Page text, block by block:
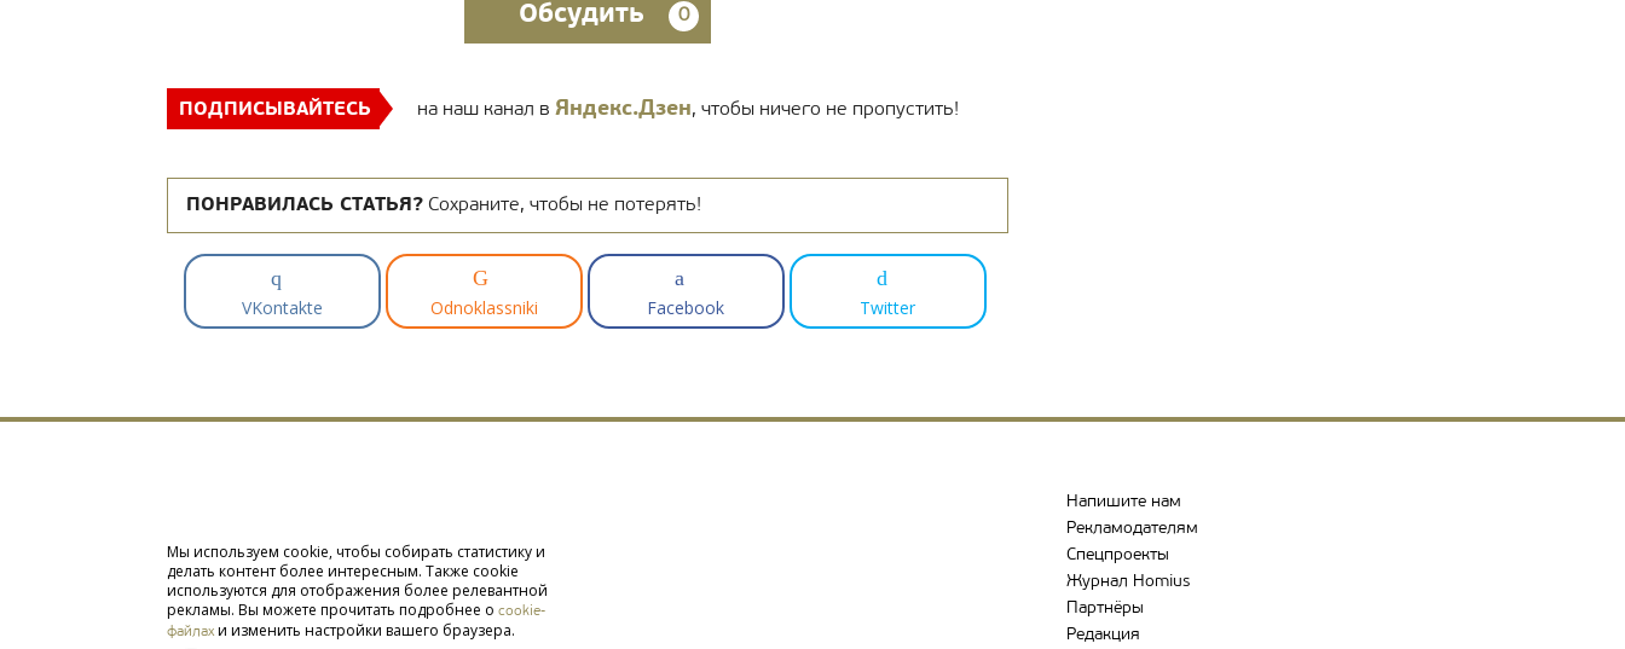
Обсудить 0
ПОДПИСЫВАЙТЕСЬ на наш канал в Яндекс.Дзен, чтобы ничего не пропустить!
ПОНРАВИЛАСЬ СТАТЬЯ? Сохраните, чтобы не потерять!
VKontakte Odnoklassniki Facebook Twitter
Мы используем cookie, чтобы собирать статистику и
делать контент более интересным. Также cookie
используются для отображения более релевантной
рекламы. Вы можете прочитать подробнее о cookie-
файлах и изменить настройки вашего браузера.
Напишите нам
Рекламодателям
Спецпроекты
Журнал Homius
Партнёры
Редакция